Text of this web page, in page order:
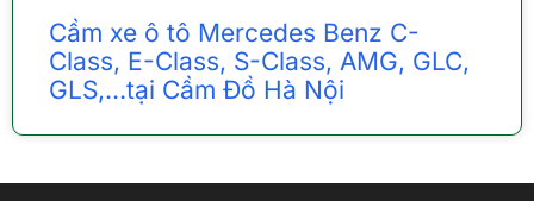
Cầm xe ô tô Mercedes Benz C-
Class, E-Class, S-Class, AMG, GLC,
GLS,…tại Cầm Đồ Hà Nội